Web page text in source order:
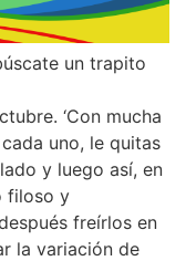
un trapito
‘Con mucha
uno, le quitas
y luego así, en
filoso y
freírlos en
la variación de